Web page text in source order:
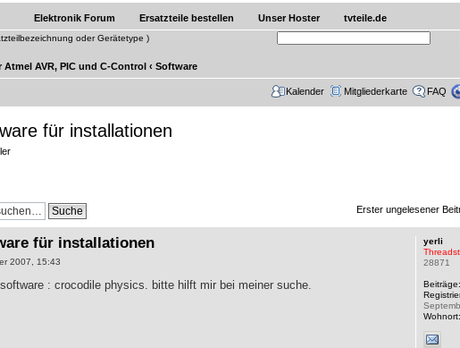
Elektronik Forum Ersatzteile bestellen Unser Hoster tvteile.de
oder Gerätetype )
AVR, PIC und C-Control ‹ Software
Kalender Mitgliederkarte FAQ
für installationen
Erster ungelesener
für installationen
2007, 15:43
: crocodile physics. bitte hilft mir bei meiner suche.
yerli
28871
Beiträge:
Wohnort: